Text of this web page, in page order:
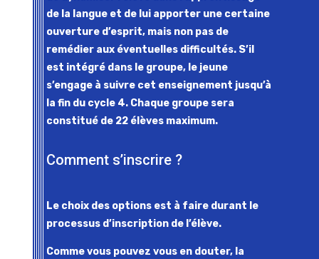
de la langue et de lui apporter une certaine
ouverture d’esprit, mais non pas de
remédier aux éventuelles difficultés. S’il
est intégré dans le groupe, le jeune
s’engage à suivre cet enseignement jusqu’à
la fin du cycle 4. Chaque groupe sera
constitué de 22 élèves maximum.
Comment s’inscrire ?
Le choix des options est à faire durant le
processus d’inscription de l’élève.
Comme vous pouvez vous en douter, la